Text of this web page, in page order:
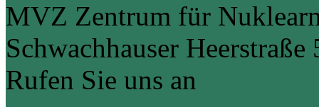
MVZ Zentrum für
Schwachhauser
Rufen Sie uns an